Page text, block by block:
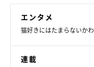
エンタメ
猫好きにはたまらないか
連載